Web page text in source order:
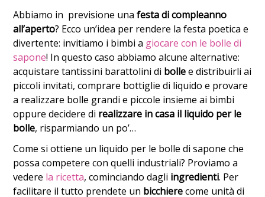
Abbiamo in previsione unafesta di compleanno
all’aperto? Ecco un’idea per rendere la festa poetica e
divertente: invitiamo i bimbi a giocare con le bolle di
sapone! In questo caso abbiamo alcune alternative:
acquistare tantissini barattolini di bollee distribuirli ai
piccoli invitati, comprare bottiglie di liquido e provare
a realizzare bolle grandi e piccole insieme ai bimbi
oppure decidere di realizzare in casa il liquido per le
bolle, risparmiando un po’…
Come si ottiene un liquido per le bolle di sapone che
possa competere con quelli industriali? Proviamo a
vedere la ricetta, cominciando dagli ingredienti. Per
facilitare il tutto prendete un bicchierecome unità di